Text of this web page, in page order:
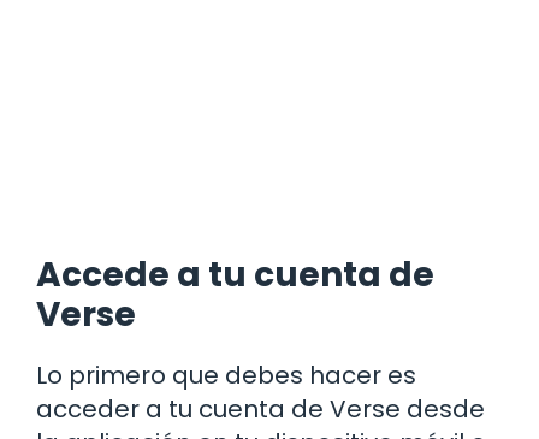
Accede a tu cuenta de
Verse
Lo primero que debes hacer es
acceder a tu cuenta de Verse desde